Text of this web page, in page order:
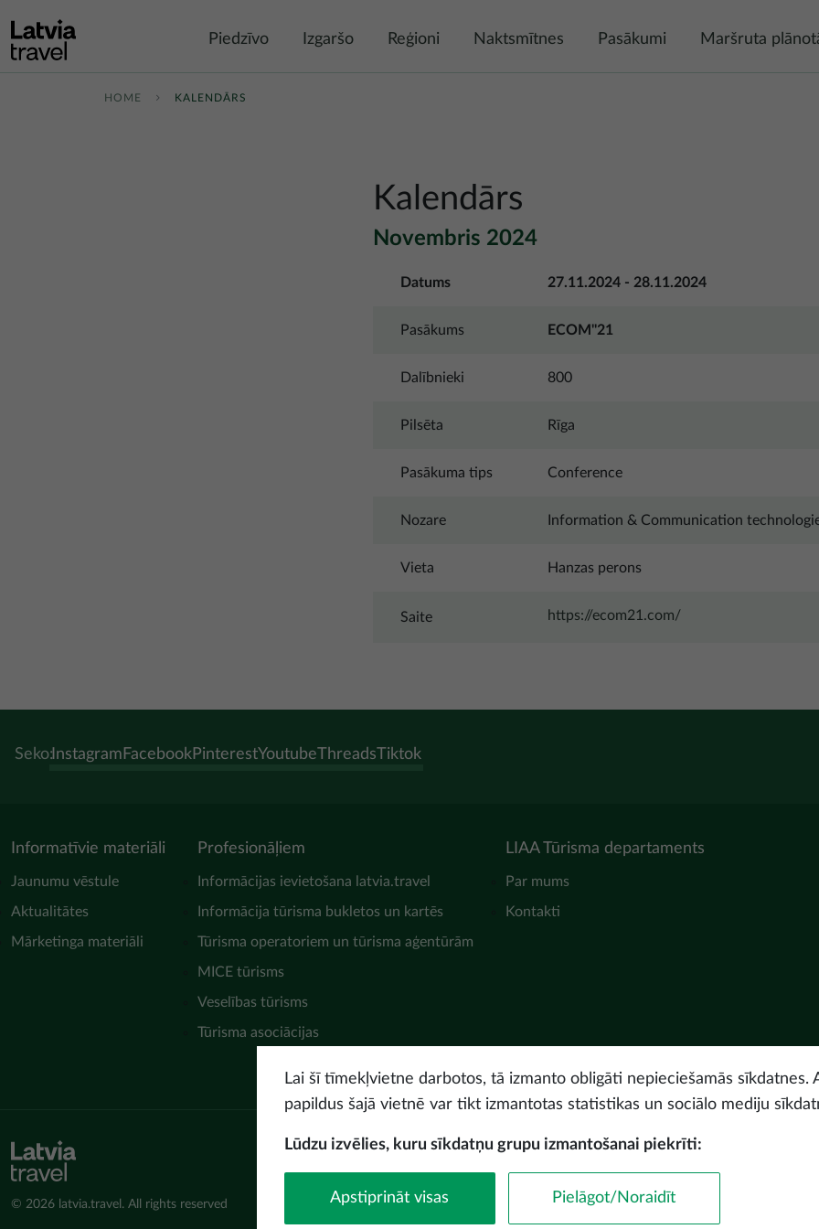
Piedzīvo Izgaršo Reģioni Naktsmītnes Pasākumi Maršruta
HOME KALENDĀRS
Kalendārs
Novembris 2024
Datums 27.11.2024 - 28.11.2024
Pasākums ECOM''21
Dalībnieki 800
Pilsēta Rīga
Pasākuma tips Conference
Nozare Information & Communication
Vieta Hanzas perons
Saite https://ecom21.com/
Seko:Instagram FacebookPinterestYoutubeThreadsTiktok
Informatīvie materiāli
Jaunumu vēstule
Aktualitātes
Mārketinga materiāli
Profesionāļiem
Informācijas ievietošana latvia.travel
Informācija tūrisma bukletos un kartēs
Tūrisma operatoriem un tūrisma aģentūrām
MICE tūrisms
Veselības tūrisms
Tūrisma asociācijas
LIAA Tūrisma departaments
Par mums
Kontakti
© Latvijas Investīciju
© 2026 latvia.travel. All rights reserved
Lai šī tīmekļvietne darbotos, tā izmanto obligāti nepieciešamās sīkdatnes.
papildus šajā vietnē var tikt izmantotas statistikas un sociālo mediju
Lūdzu izvēlies, kuru sīkdatņu grupu izmantošanai piekrīti:
Apstiprināt visas Pielāgot/Noraidīt